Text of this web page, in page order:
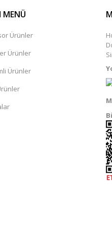
MENÜ
Ürünler
Ürünler
Ürünler